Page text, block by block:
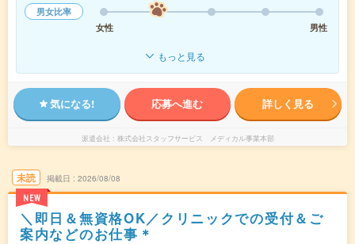
男女比率
女性
男性
もっと見る
気になる! 応募へ進む 詳しく見る
派遣会社 株式会社スタッフサービス メディカル事業本部
未読
NEW
掲載日 2026/08/08
＼即日＆無資格OK／クリニックでの受付＆ご
案内などのお仕事＊